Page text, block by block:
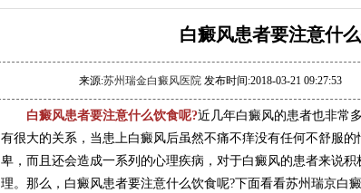
白癜风患者要注意什
来源:苏州瑞金白癜风医院 发布时间:2018-03-21 09:27:53
白癜风患者要注意什么饮食呢?近几年白癜风的患者也非常
有很大的关系，当患上白癜风后虽然不痛不痒没有任何不舒服
卑，而且还会造成一系列的心理疾病，对于白癜风的患者来说
理。那么，白癜风患者要注意什么饮食呢?下面看看苏州瑞京白